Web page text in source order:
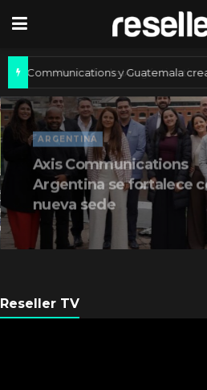
ARGENTINA
Axis Communications
Argentina se fortalece con
nueva sede
Reseller TV